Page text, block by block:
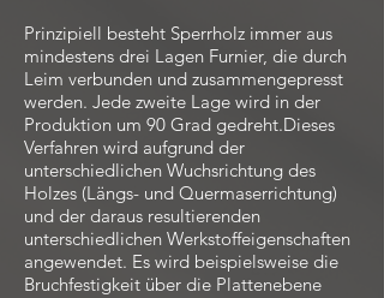
Prinzipiell besteht Sperrholz immer aus
mindestens drei Lagen Furnier, die durch
Leim verbunden und zusammengepresst
werden. Jede zweite Lage wird in der
Produktion um 90 Grad gedreht.Dieses
Verfahren wird aufgrund der
unterschiedlichen Wuchsrichtung des
Holzes (Längs- und Quermaserrichtung)
und der daraus resultierenden
unterschiedlichen Werkstoffeigenschaften
angewendet. Es wird beispielsweise die
Bruchfestigkeit über die Plattenebene